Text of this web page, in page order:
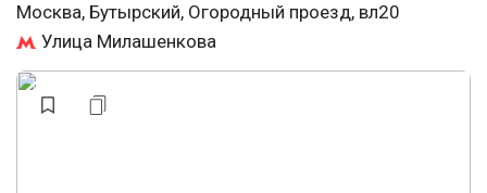
Москва, Бутырский, Огородный проезд, вл20
Улица Милашенкова